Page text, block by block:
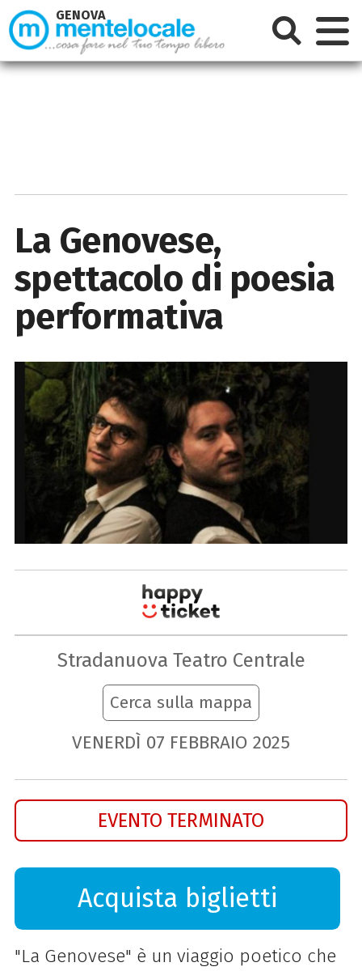
La Genovese,
spettacolo di poesia
performativa
Stradanuova Teatro Centrale
Cerca sulla mappa
VENERDÌ 07 FEBBRAIO 2025
EVENTO TERMINATO
Acquista biglietti
"La Genovese" è un viaggio poetico che
GENOVA